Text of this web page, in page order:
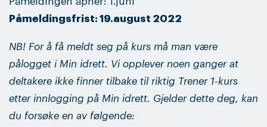
Påmeldingsfrist: 19.august 2022
NB! For å få meldt seg på kurs må man være
pålogget i Min idrett. Vi opplever noen ganger at
deltakere ikke finner tilbake til riktig Trener 1-kurs
etter innlogging på Min idrett. Gjelder dette deg, kan
du forsøke en av følgende: